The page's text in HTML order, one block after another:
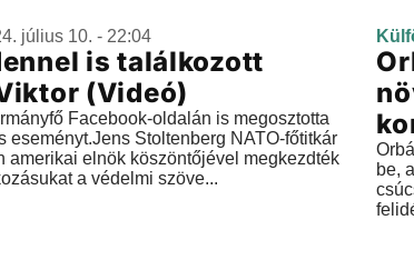
július 10. - 22:04
is találkozott
(Videó)
Facebook-oldalán is megosztotta
eseményt.Jens Stoltenberg NATO-főtitkár
amerikai elnök köszöntőjével megkezdték
a védelmi szöve...
be,